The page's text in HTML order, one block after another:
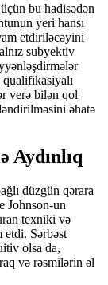
bu hadisədən
yeri hansı
etdiriləcəyini
subyektiv
verə bilən qol
əhatə
Aydınlıq
düzgün qərara
Johnson-un
texniki və
etdi. Sərbəst
olsa da,
və rəsmilərin əl